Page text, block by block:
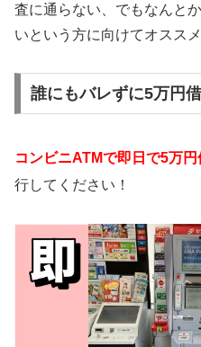
査に通らない、でもなんと
いという方に向けてオスス
誰にもバレずに5万円
コンビニATMで即日で5万円
行してください！